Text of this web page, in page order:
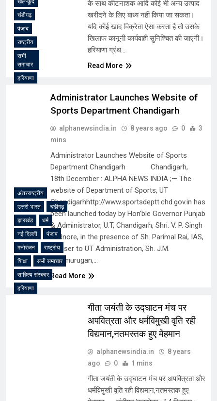
के साथ कीटनाशक आदि कोई भी अन्य उत्पाद
खरीदने के लिए बाध्य नहीं किया जा सकता।
यदि कोई खाद विक्रेता ऐसा करता है तो उसके
खिलाफ कानूनी कार्यवाही सुनिश्चित की जाएगी।
हरियाणा ग्रंथ…
Read More
चंडीगढ़
पंजाब
राष्ट्रीय
सभी
समाचार
हरियाणा
Administrator Launches Website of
Sports Department Chandigarh
alphanewsindia.in 8 years ago 0
3
mins
Administrator Launches Website of Sports
Department Chandigarh Chandigarh,
18th December : ALPHA NEWS INDIA ;— The
website of Department of Sports, UT
Chandigarhhttp://www.sportsdeptt.chd.gov.in has
been launched today by Hon’ble Governor Punjab
& Administrator, U.T, Chandigarh, Shri. V. P. Singh
Badnore, in the presence of Sh. Parimal Rai, IAS,
Adviser to UT Administration, Sh. J.M.
Balamurugan,…
Read More
अंतरराष्ट्रीय
उत्तरी भारत
चंडीगढ़
झारखंड
धर्म
नई दिल्ली
पंजाब
मनोरंजन
राष्ट्रीय
शिक्षा
सभी समाचार
साहित्य-संस्कार
हरियाणा
गीता जयंती के उद्घाटन मंच पर
अपवित्रता और धर्मविमुखी वृति रही
विद्यमान,नतमस्तक हुए मेहमान
alphanewsindia.in
8 years
ago
0 1 mins
गीता जयंती के उद्घाटन मंच पर अपवित्रता और
धर्मविमुखी वृति रही विद्यमान,नतमस्तक हुए